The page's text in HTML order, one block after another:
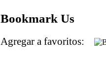
Bookmark Us
Agregar a favoritos: